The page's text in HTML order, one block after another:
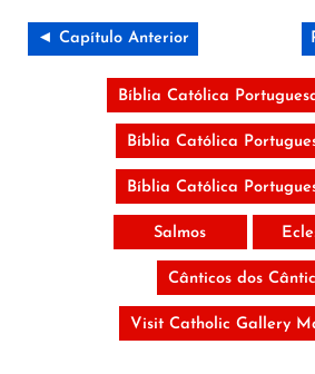
◄ Capítulo Anterior
Bíblia Católica
Bíblia Católica
Bíblia Católica
Salmos
Cânticos dos
Visit Catholic Gallery